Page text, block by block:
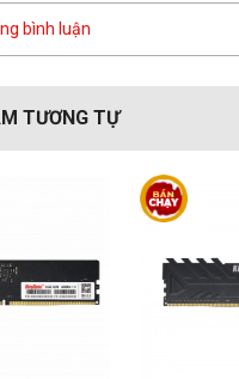
bình luận
TƯƠNG TỰ